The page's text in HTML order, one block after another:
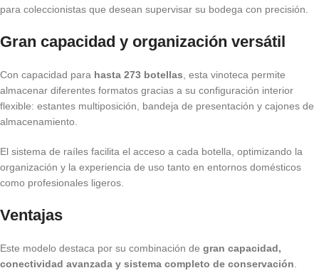
para coleccionistas que desean supervisar su bodega con precisión.
Gran capacidad y organización versátil
Con capacidad para hasta 273 botellas , esta vinoteca permite
almacenar diferentes formatos gracias a su configuración interior
flexible: estantes multiposición, bandeja de presentación y cajones de
almacenamiento.
El sistema de raíles facilita el acceso a cada botella, optimizando la
organización y la experiencia de uso tanto en entornos domésticos
como profesionales ligeros.
Ventajas
Este modelo destaca por su combinación de gran capacidad,
conectividad avanzada y sistema completo de conservación